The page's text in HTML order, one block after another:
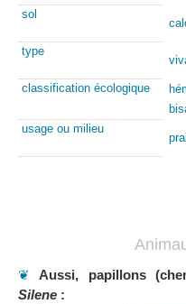
sol
type
classification écologique
usage ou milieu
❦Aussi, papillons
Silene :